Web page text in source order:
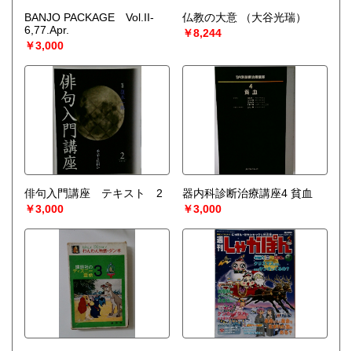
BANJO PACKAGE Vol.II-
6,77.Apr.
￥3,000
仏教の大意
（大谷光瑞）
￥8,244
俳句入門講座 テキスト 2
￥3,000
器内科診断治療講座4 貧血
￥3,000